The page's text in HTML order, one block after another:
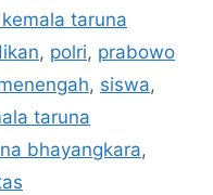
taruna
, polri, prabowo
, siswa,
taruna
bhayangkara,